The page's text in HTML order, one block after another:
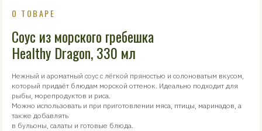
О ТОВАРЕ
Соус из морского гребешка
Healthy Dragon, 330 мл
Нежный и ароматный соус с лёгкой пряностью и солоноватым вкусом,
который придаёт блюдам морской оттенок. Идеально подходит для
рыбы, морепродуктов и риса.
Можно использовать и при приготовлении мяса, птицы, маринадов, а
также добавлять
в бульоны, салаты и готовые блюда.